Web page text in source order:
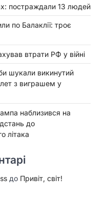
постраждали 13 людей
по Балаклії: троє
втрати РФ у війні
шукали викинутий
з виграшем у
наблизився на
до
літака
до Привіт, світ!